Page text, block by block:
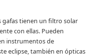
gafas tienen un filtro solar
con ellas. Pueden
instrumentos de
eclipse, también en ópticas